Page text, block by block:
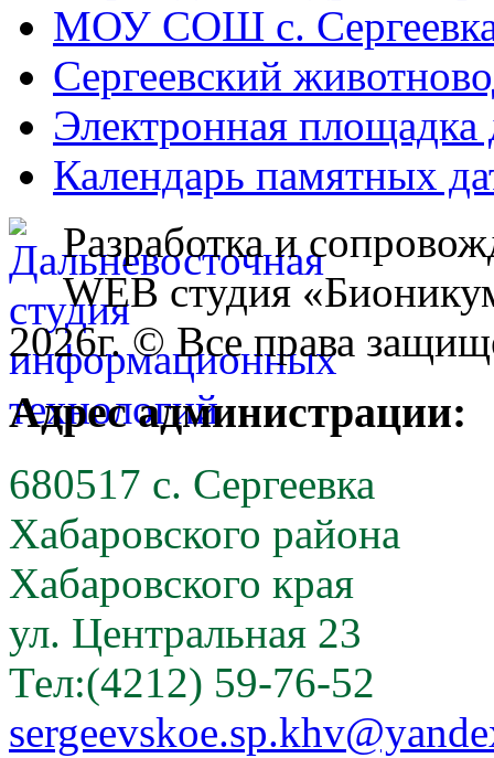
МОУ СОШ с.
Сергеевский
Электронная площадка
Календарь памятных
Разработка и
WEB студия
2026г. © Все права
Адрес администрации:
680517 с. Сергеевка
Хабаровского района
Хабаровского края
ул. Центральная 23
Тел:(4212) 59-76-52